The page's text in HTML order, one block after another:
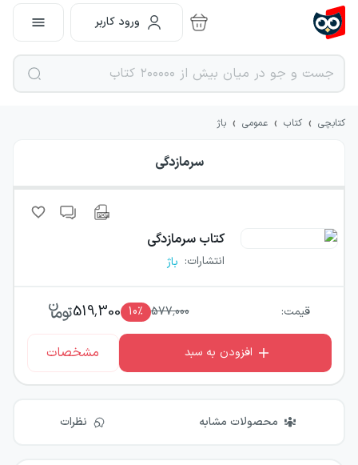
ورود کاربر
کتابچی › کتاب › عمومی › باژ
سرمازدگی
کتاب سرمازدگی
انتشارات: باژ
قیمت: 577,000
10٪ 519,300
افزودن به سبد مشخصات
محصولات مشابه نظرات